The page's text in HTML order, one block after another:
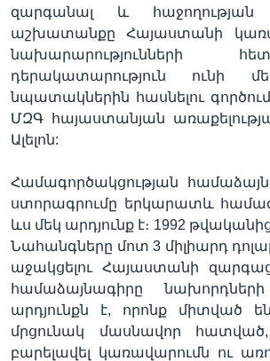
զարգանալ և հաջողության
աշխատանքը Հայաստանի
նախարարությունների
դերակատարություն ունի
նպատակներին հասնելու
ՄԶԳ հայաստանյան
Ալելոն:
Համագործակցության
ստորագրումը երկարատև
ևս մեկ արդյունք է։ 1992
Նահանգները մոտ 3 միլիարդ
աջակցելու Հայաստանի
համաձայնագիրը նախորդների
արդյունքն է, որոնք միտված
մրցունակ մասնավոր
բարելավել կառավարումն ու